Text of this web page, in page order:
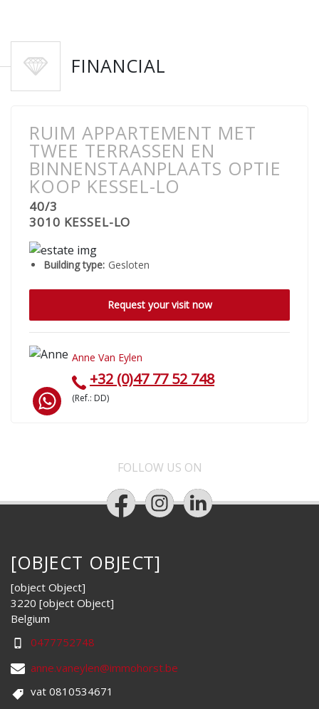
FINANCIAL
RUIM APPARTEMENT MET
TWEE TERRASSEN EN
BINNENSTAANPLAATS OPTIE
KOOP KESSEL-LO
40/3
3010 KESSEL-LO
Building type: Gesloten
Request your visit now
Anne Van Eylen
+32 (0)47 77 52 748
(Ref.: DD)
FOLLOW US ON
[OBJECT OBJECT]
[object Object]
3220 [object Object]
Belgium
0477752748
anne.vaneylen@immohorst.be
vat 0810534671